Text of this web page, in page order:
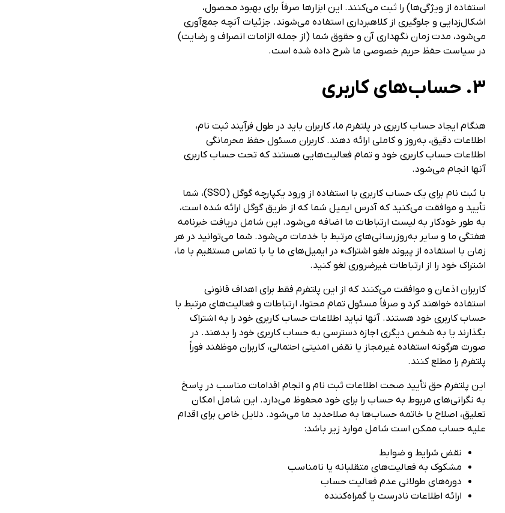
استفاده از ویژگی‌ها) را ثبت می‌کنند. این ابزارها صرفاً برای بهبود محصول،
اشکال‌زدایی و جلوگیری از کلاهبرداری استفاده می‌شوند. جزئیات آنچه جمع‌آوری
می‌شود، مدت زمان نگهداری آن و حقوق شما (از جمله الزامات انصراف و رضایت)
در سیاست حفظ حریم خصوصی ما شرح داده شده است.
۳. حساب‌های کاربری
هنگام ایجاد حساب کاربری در پلتفرم ما، کاربران باید در طول فرآیند ثبت نام،
اطلاعات دقیق، به‌روز و کاملی ارائه دهند. کاربران مسئول حفظ محرمانگی
اطلاعات حساب کاربری خود و تمام فعالیت‌هایی هستند که تحت حساب کاربری
آنها انجام می‌شود.
با ثبت نام برای یک حساب کاربری با استفاده از ورود یکپارچه گوگل (SSO)، شما
تأیید و موافقت می‌کنید که آدرس ایمیل شما که از طریق گوگل ارائه شده است،
به طور خودکار به لیست ارتباطات ما اضافه می‌شود. این شامل دریافت خبرنامه
هفتگی ما و سایر به‌روزرسانی‌های مرتبط با خدمات می‌شود. شما می‌توانید در هر
زمان با استفاده از پیوند «لغو اشتراک» در ایمیل‌های ما یا با تماس مستقیم با ما،
اشتراک خود را از ارتباطات غیرضروری لغو کنید.
کاربران اذعان و موافقت می‌کنند که از این پلتفرم فقط برای اهداف قانونی
استفاده خواهند کرد و صرفاً مسئول تمام محتوا، ارتباطات و فعالیت‌های مرتبط با
حساب کاربری خود هستند. آنها نباید اطلاعات حساب کاربری خود را به اشتراک
بگذارند یا به شخص دیگری اجازه دسترسی به حساب کاربری خود را بدهند. در
صورت هرگونه استفاده غیرمجاز یا نقض امنیتی احتمالی، کاربران موظفند فوراً
پلتفرم را مطلع کنند.
این پلتفرم حق تأیید صحت اطلاعات ثبت نام و انجام اقدامات مناسب در پاسخ
به نگرانی‌های مربوط به حساب را برای خود محفوظ می‌دارد. این شامل امکان
تعلیق، اصلاح یا خاتمه حساب‌ها به صلاحدید ما می‌شود. دلایل خاص برای اقدام
علیه حساب ممکن است شامل موارد زیر باشد:
نقض شرایط و ضوابط
مشکوک به فعالیت‌های متقلبانه یا نامناسب
دوره‌های طولانی عدم فعالیت حساب
ارائه اطلاعات نادرست یا گمراه‌کننده